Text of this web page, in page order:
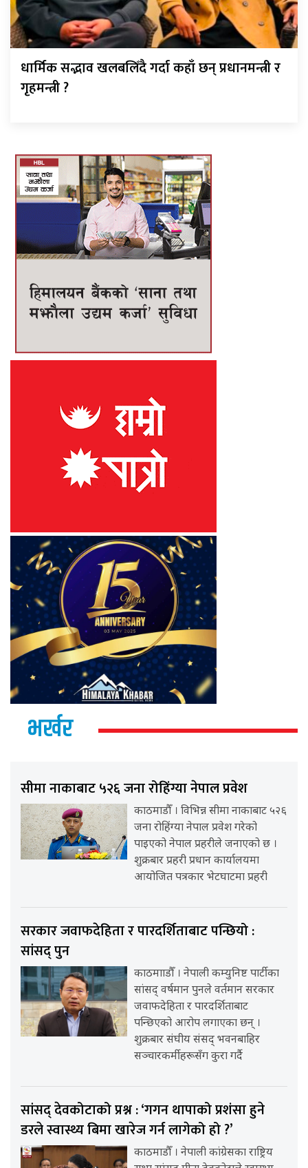
धार्मिक सद्भाव खलबलिँदै गर्दा कहाँ छन् प्रधानमन्त्री र
गृहमन्त्री ?
भर्खर
सीमा नाकाबाट ५२६ जना रोहिंग्या नेपाल प्रवेश
काठमाडौँ । विभिन्न सीमा नाकाबाट ५२६
जना रोहिंग्या नेपाल प्रवेश गरेको
पाइएको नेपाल प्रहरीले जनाएको छ ।
शुक्रबार प्रहरी प्रधान कार्यालयमा
आयोजित पत्रकार भेटघाटमा प्रहरी
सरकार जवाफदेहिता र पारदर्शिताबाट पन्छियो :
सांसद् पुन
काठमााडौँ । नेपाली कम्युनिष्ट पार्टीका
सांसद् वर्षमान पुनले वर्तमान सरकार
जवाफदेहिता र पारदर्शिताबाट
पन्छिएको आरोप लगाएका छन् ।
शुक्रबार संघीय संसद् भवनबाहिर
सञ्चारकर्मीहरूसँग कुरा गर्दै
सांसद् देवकोटाको प्रश्न : ‘गगन थापाको प्रशंसा हुने
डरले स्वास्थ्य बिमा खारेज गर्न लागेको हो ?’
काठमाडौँ । नेपाली कांग्रेसका राष्ट्रिय